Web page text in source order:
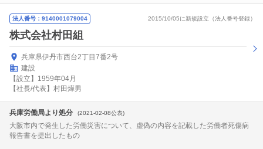
法人番号：9140001079004 2015/10/05に新規設立（法人番号登録）
株式会社村田組
兵庫県伊丹市西台2丁目7番2号
建設
【設立】1959年04月
【社長/代表】村田燁男
兵庫労働局より処分 (2021-02-08公表)
大阪市内で発生した労働災害について、虚偽の内容を記載した労働者死傷病
報告書を提出したもの